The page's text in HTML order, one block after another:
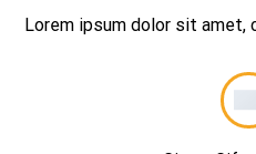
Lorem ipsum dolor sit